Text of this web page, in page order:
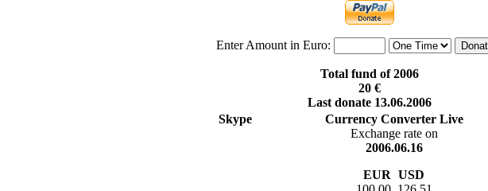
Enter Amount in Euro:
Total fund of 2006
20 €
Last donate 13.06.2006
Skype
Currency Converter Live
Exchange rate on
2006.06.16
EUR USD